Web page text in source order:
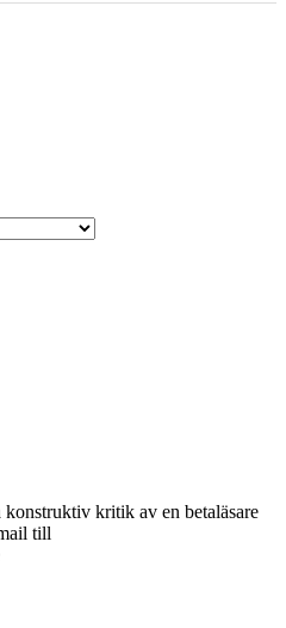
kritik av en betaläsare
till